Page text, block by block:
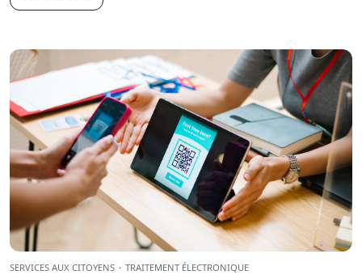
SERVICES AUX CITOYENS · TRAITEMENT ÉLECTRONIQUE